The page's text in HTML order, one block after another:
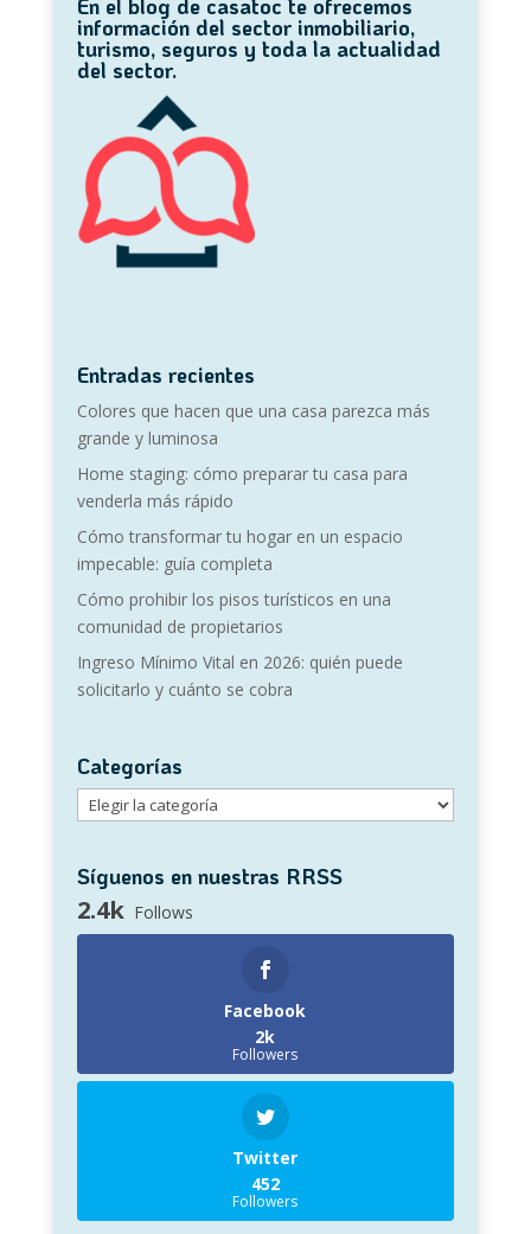
En el blog de casatoc te ofrecemos
información del sector inmobiliario,
turismo, seguros y toda la actualidad
del sector.
Entradas recientes
Colores que hacen que una casa parezca más
grande y luminosa
Home staging: cómo preparar tu casa para
venderla más rápido
Cómo transformar tu hogar en un espacio
impecable: guía completa
Cómo prohibir los pisos turísticos en una
comunidad de propietarios
Ingreso Mínimo Vital en 2026: quién puede
solicitarlo y cuánto se cobra
Categorías
Categorías
Síguenos en nuestras RRSS
2.4k Follows
Facebook
2k
Followers
Twitter
452
Followers